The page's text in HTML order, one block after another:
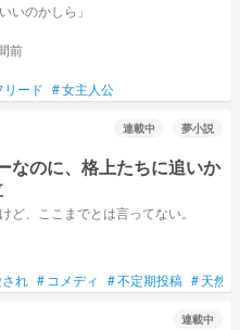
いのかしら」
前
リード #女主人公
連載中 夢小説
なのに、格上たちに追いか
ど、ここまでとは言ってない。
れ # コメディ #不定期投稿 #天然
連載中